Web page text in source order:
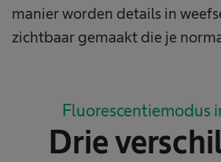
manier worden details in
zichtbaar gemaakt die je
Fluorescentiemodus
Drie